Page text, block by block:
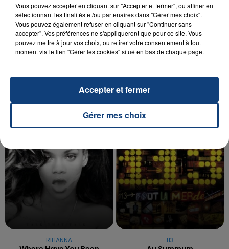
20 juillet 2026
UNE ADOLESCENTE DEVANT SE FAIRE
OPÉRER DE LA CHEVILLE RESSORT DE LA...
TITRES DIFFUSÉS
RIHANNA 113
Vous pouvez accepter en cliquant sur "Accepter et fermer", ou affiner en
sélectionnant les finalités et/ou partenaires dans "Gérer mes choix".
Vous pouvez également refuser en cliquant sur "Continuer sans
accepter". Vos préférences ne s'appliqueront que pour ce site. Vous
pouvez mettre à jour vos choix, ou retirer votre consentement à tout
moment via le lien "Gérer les cookies" situé en bas de chaque page.
Gérer mes choix
Accepter et fermer